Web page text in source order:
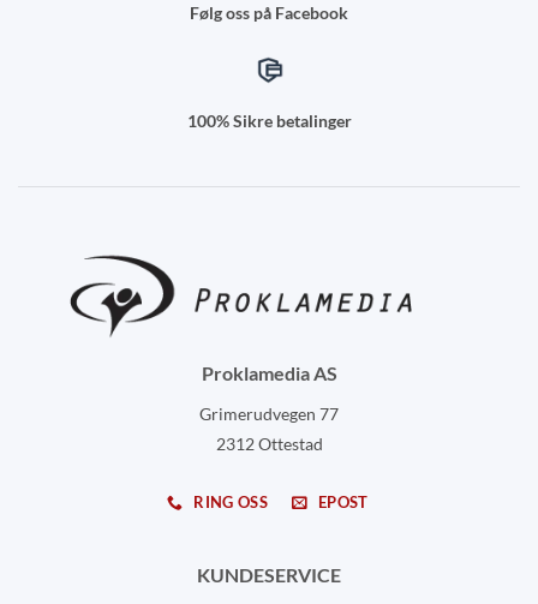
Følg oss på Facebook
100% Sikre betalinger
Proklamedia AS
Grimerudvegen 77
2312 Ottestad
RING OSS EPOST
KUNDESERVICE